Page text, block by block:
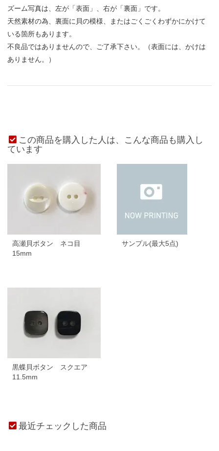
ズーム写真は、左が「表面」、右が「裏面」です。
天然素材の為、裏面に貝の模様、またはごくごくわずかにかけて
いる箇所もあります。
不良品ではありませんので、ご了承下さい。（表面には、かけは
ありません。）
この商品を購入した人は、こんな商品も購入し
ています
高瀬貝ボタン ネコ目
15mm
サンプル(最大5点)
黒蝶貝ボタン スクエア
11.5mm
最近チェックした商品